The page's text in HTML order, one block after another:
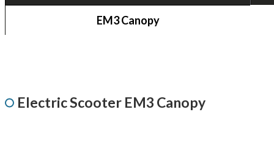
EM3 Canopy
Electric Scooter EM3 Canopy